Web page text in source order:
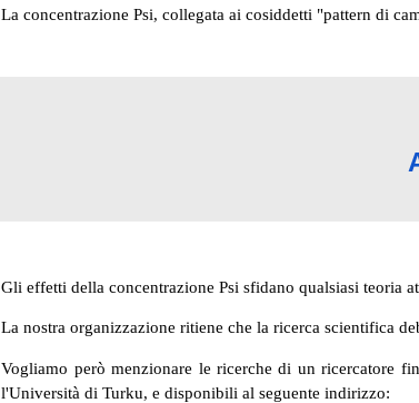
La concentrazione Psi, collegata ai cosiddetti "pattern di
Gli effetti della concentrazione Psi sfidano qualsiasi teoria
La nostra organizzazione ritiene che la ricerca scientifica
Vogliamo però menzionare le ricerche di un ricercatore
l'Università di Turku, e disponibili al seguente indirizzo: